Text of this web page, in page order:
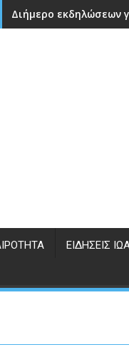
Διήμερο εκδηλώσεων
ΕΙΔΉΣΕΙΣ